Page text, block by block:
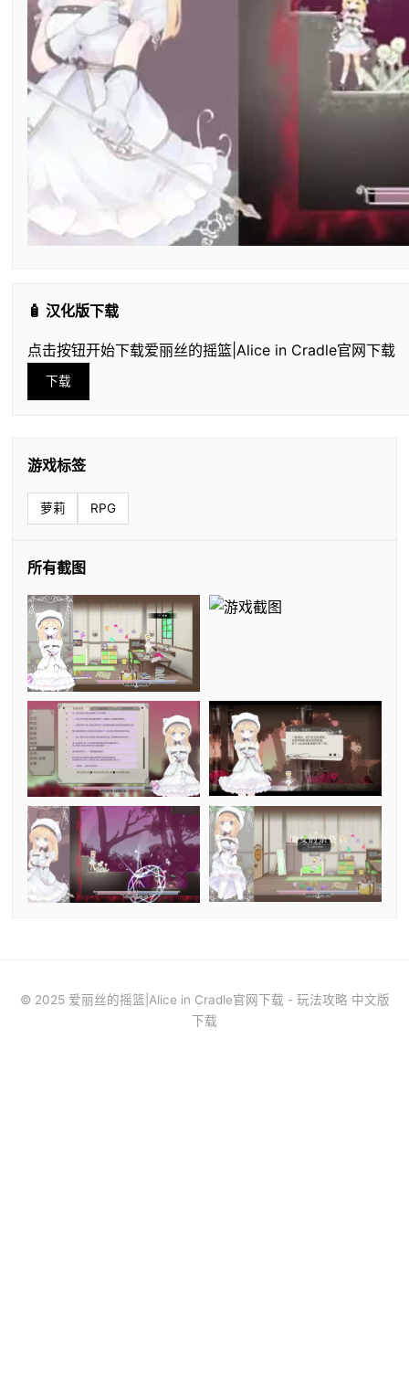
🧴 汉化版下载
点击按钮开始下载爱丽丝的摇篮|Alice in Cradle官网下载
下载
游戏标签
萝莉 RPG
所有截图
© 2025 爱丽丝的摇篮|Alice in Cradle官网下载 - 玩法攻略 中文版
下载